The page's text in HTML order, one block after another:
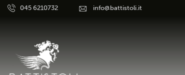
045 6210732 info@battistoli.it